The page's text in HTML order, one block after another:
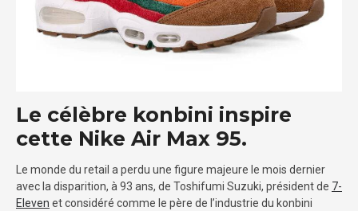
Le célèbre konbini inspire
cette Nike Air Max 95.
Le monde du retail a perdu une figure majeure le mois dernier
avec la disparition, à 93 ans, de Toshifumi Suzuki, président de 7-
Eleven et considéré comme le père de l’industrie du konbini